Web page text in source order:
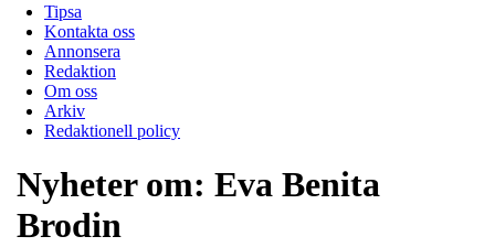
Tipsa
Kontakta oss
Annonsera
Redaktion
Om oss
Arkiv
Redaktionell policy
Nyheter om: Eva Benita
Brodin